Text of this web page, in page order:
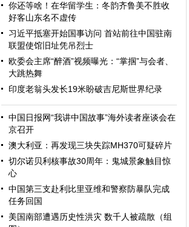
你还等啥！在华留学生：冬韵齐鲁美不胜收
好客山东名不虚传
习近平抵塞开始国事访问 首站前往中国驻南
联盟使馆旧址凭吊烈士
欧委会主席“醉酒”视频曝光：“掌掴”与会者、
大跳热舞
印度老翁头发长19米盼破吉尼斯世界纪录
中国日报网“我讲中国故事”海外读者座谈会在
京召开
澳大利亚：再发现三块失踪MH370可疑碎片
切尔诺贝利核事故30周年：鬼城景象触目惊
心
中国第三支赴利比里亚维和警察防暴队完成
任务回国
美国南部遭遇历史性洪灾 数千人被疏散（组